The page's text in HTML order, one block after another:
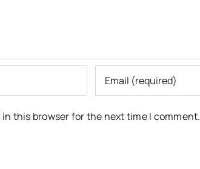
this browser for the next time I comment.